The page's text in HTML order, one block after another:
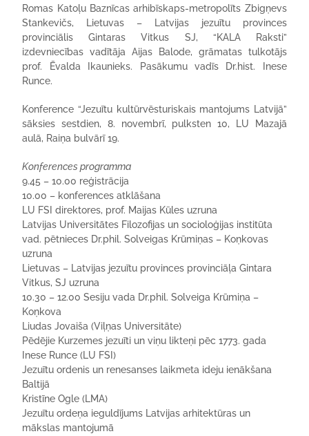
Romas Katoļu Baznīcas arhibīskaps-metropolīts Zbigņevs
Stankevičs, Lietuvas – Latvijas jezuītu provinces
provinciālis Gintaras Vitkus SJ, “KALA Raksti”
izdevniecības vadītāja Aijas Balode, grāmatas tulkotājs
prof. Ēvalda Ikaunieks. Pasākumu vadīs Dr.hist. Inese
Runce.
Konference “Jezuītu kultūrvēsturiskais mantojums Latvijā”
sāksies sestdien, 8. novembrī, pulksten 10, LU Mazajā
aulā, Raiņa bulvārī 19.
Konferences programma
9.45 – 10.00 reģistrācija
10.00 – konferences atklāšana
LU FSI direktores, prof. Maijas Kūles uzruna
Latvijas Universitātes Filozofijas un socioloģijas institūta
vad. pētnieces Dr.phil. Solveigas Krūmiņas – Koņkovas
uzruna
Lietuvas – Latvijas jezuītu provinces provinciāļa Gintara
Vitkus, SJ uzruna
10.30 – 12.00 Sesiju vada Dr.phil. Solveiga Krūmiņa –
Koņkova
Liudas Jovaiša (Viļņas Universitāte)
Pēdējie Kurzemes jezuīti un viņu likteņi pēc 1773. gada
Inese Runce (LU FSI)
Jezuītu ordenis un renesanses laikmeta ideju ienākšana
Baltijā
Kristīne Ogle (LMA)
Jezuītu ordeņa ieguldījums Latvijas arhitektūras un
mākslas mantojumā